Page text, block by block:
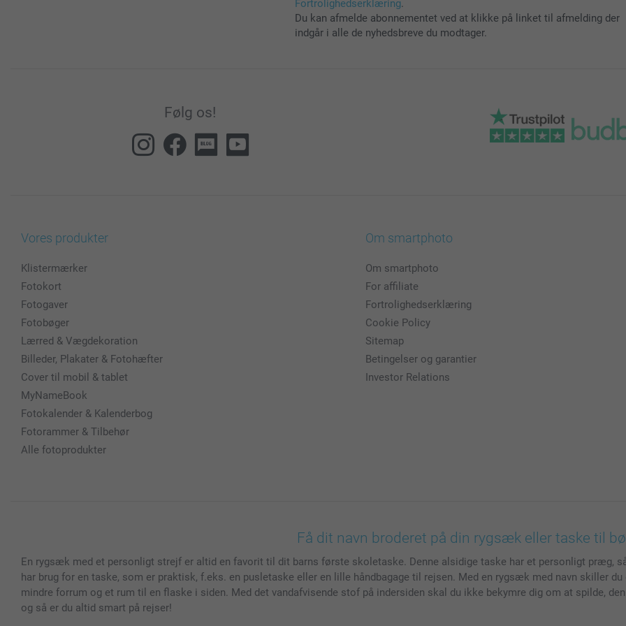
Fortrolighedserklæring.
Du kan afmelde abonnementet ved at klikke på linket til afmelding der
indgår i alle de nyhedsbreve du modtager.
Følg os!
Vores produkter
Klistermærker
Fotokort
Fotogaver
Fotobøger
Lærred & Vægdekoration
Billeder, Plakater & Fotohæfter
Cover til mobil & tablet
MyNameBook
Fotokalender & Kalenderbog
Fotorammer & Tilbehør
Alle fotoprodukter
Om smartphoto
Om smartphoto
For affiliate
Fortrolighedserklæring
Cookie Policy
Sitemap
Betingelser og garantier
Investor Relations
Få dit navn broderet på din rygsæk eller taske til
En rygsæk med et personligt strejf er altid en favorit til dit barns første skoletaske. Denne alsidige taske har et personligt præg,
har brug for en taske, som er praktisk, f.eks. en pusletaske eller en lille håndbagage til rejsen. Med en rygsæk med navn skiller
mindre forrum og et rum til en flaske i siden. Med det vandafvisende stof på indersiden skal du ikke bekymre dig om at spilde,
og så er du altid smart på rejser!